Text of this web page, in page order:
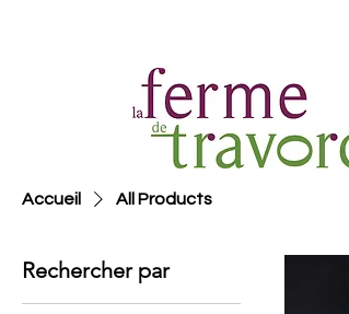
Accueil All Products
Rechercher par